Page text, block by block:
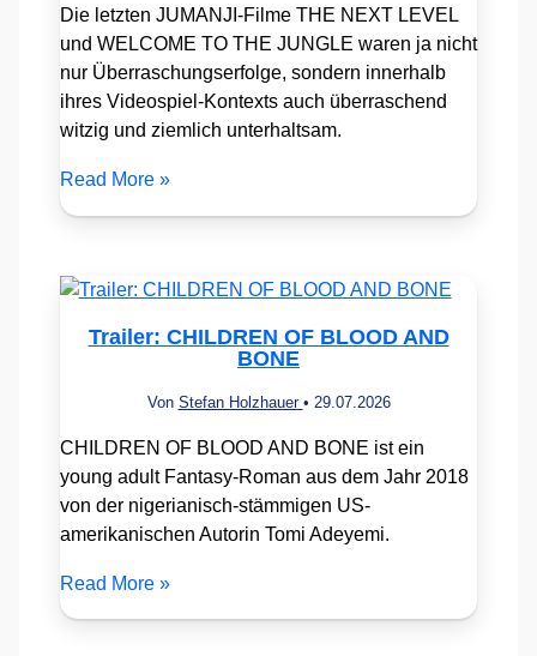
Die letzten JUMANJI-Filme THE NEXT LEVEL
und WELCOME TO THE JUNGLE waren ja nicht
nur Überraschungserfolge, sondern innerhalb
ihres Videospiel-Kontexts auch überraschend
witzig und ziemlich unterhaltsam.
Read More »
Trailer: CHILDREN OF BLOOD AND
BONE
Von Stefan Holzhauer • 29.07.2026
CHILDREN OF BLOOD AND BONE ist ein
young adult Fantasy-Roman aus dem Jahr 2018
von der nigerianisch-stämmigen US-
amerikanischen Autorin Tomi Adeyemi.
Read More »